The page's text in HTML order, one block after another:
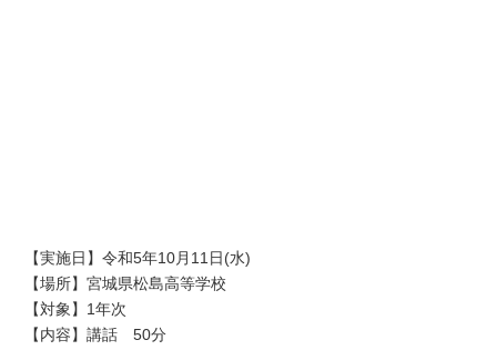
【実施日】令和5年10月11日(水)
【場所】宮城県松島高等学校
【対象】1年次
【内容】講話 50分